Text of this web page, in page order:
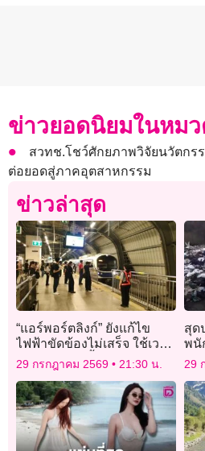
ข่าวยอดนิยมในหม
สวทช.โชว์ศักยภาพวิจัยนวัตกร
ต่อยอดสู่ภาคอุตสาหกรรม
ข่าวล่าสุด
“แอร์พอร์ตลิงก์” ยังแก้ไข
ไฟฟ้าขัดข้องไม่เสร็จ ใช้เวลา
เดินทางนานขึ้น 30 นาที ขอ
คืนค่าอยู่เกินเวลาได้
29 กรกฎาคม 2569 21:30 น.
สุด
พนั
ซอ
เจ้
29